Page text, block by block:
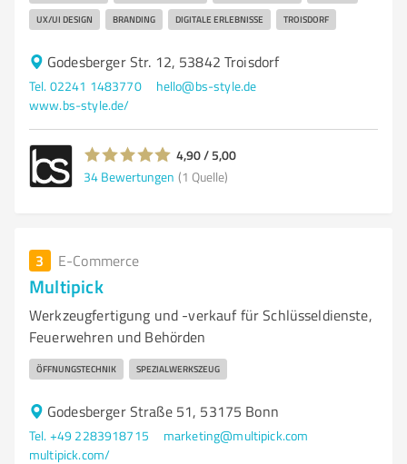
UX/UI DESIGN BRANDING DIGITALE ERLEBNISSE TROISDORF
Godesberger Str. 12, 53842 Troisdorf
Tel. 02241 1483770
hello@bs-style.de
www.bs-style.de/
4,90 / 5,00
34 Bewertungen (1 Quelle)
3 E-Commerce
Multipick
Werkzeugfertigung und -verkauf für Schlüsseldienste,
Feuerwehren und Behörden
ÖFFNUNGSTECHNIK SPEZIALWERKSZEUG
Godesberger Straße 51, 53175 Bonn
Tel. +49 2283918715
marketing@multipick.com
multipick.com/